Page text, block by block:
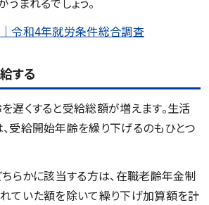
令和4年就労条件総合調査
する
遅くすると受給総額が増えます。生活
受給開始年齢を繰り下げるのもひとつ
らかに該当する方は、在職老齢年金制
ていた額を除いて繰り下げ加算額を計